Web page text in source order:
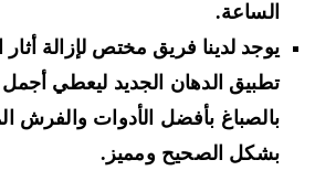
الساعة.
يوجد لدينا فريق مختص لإزالة أثار
تطبيق الدهان الجديد ليعطي أجمل
بالصباغ بأفضل الأدوات والفرش
بشكل الصحيح ومميز.